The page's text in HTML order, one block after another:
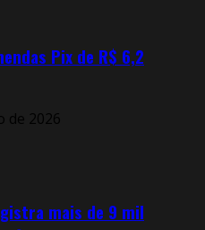
Pix de R$ 6,2
de 2026
mais de 9 mil